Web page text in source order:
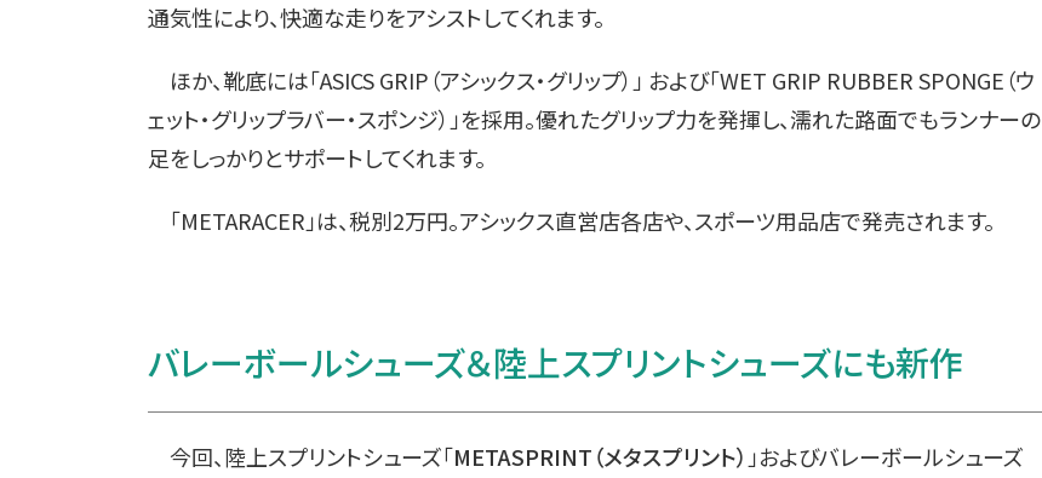
通気性により、快適な走りをアシストしてくれます。
ほか、靴底には「ASICS GRIP（アシックス・グリップ）」 および「WET GRIP RUBBER SPONGE（ウ
ェット・グリップラバー・スポンジ）」を採用。優れたグリップ力を発揮し、濡れた路面でもランナーの
足をしっかりとサポートしてくれます。
「METARACER」は、税別2万円。アシックス直営店各店や、スポーツ用品店で発売されます。
バレーボールシューズ＆陸上スプリントシューズにも新作
今回、陸上スプリントシューズ「METASPRINT（メタスプリント） 」およびバレーボールシューズ